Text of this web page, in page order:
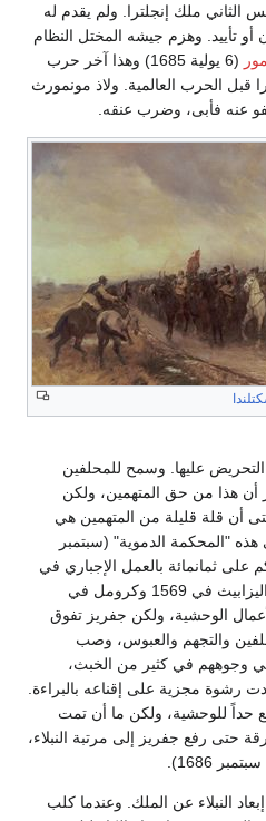
الثاني ملك إنجلترا. ولم يقدم له
أو تأييد. وهزم جيشه المختل النظام
(6 يولية 1685) وهذا آخر حرب
قبل الحرب العالمية. ولاذ مونمورث
عنه فأبى، وضرب عنقه.
التحريض عليها. وسمح للمحلفين
أن هذا من حق المتهمين، ولكن
أن قلة قليلة من المتهمين هي
"المحكمة الدموية" (سبتمبر
على ثمانمائة بالعمل الإجباري في
. وكانت اليزابيث في 1569 وكرومل في
الوحشية، ولكن جفريز تفوق
والتجهم والعبوس، وصب
وجوههم في كثير من الخبث،
رشوة مجزية على إقناعه بالبراءة.
حداً للوحشية، ولكن ما أن تمت
حتى رفع جفريز إلى مرتبة النبلاء،
النبلاء عن الملك. وعندما كلب